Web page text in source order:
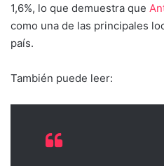
1,6%, lo que demuestra que
como una de las principales
país.
También puede leer: